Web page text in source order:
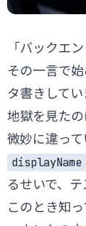
「バックエ
その一言で
タ書きして
地獄を見た
微妙に違って
displayName
るせいで、
このとき知